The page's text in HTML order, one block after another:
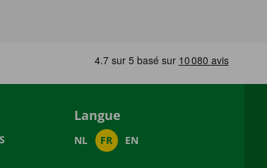
Langue
NL FR EN